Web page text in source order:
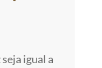
igual a